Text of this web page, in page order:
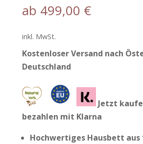
ab 499,00 €
inkl. MwSt.
Kostenloser Versand nach
Deutschland
Jetzt
bezahlen mit Klarna
Hochwertiges Hausbett aus